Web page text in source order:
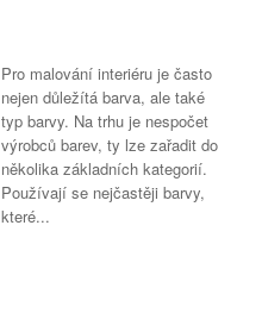
Pro malování interiéru je často
nejen důležítá barva, ale také
typ barvy. Na trhu je nespočet
výrobců barev, ty lze zařadit do
několika základních kategorií.
Používají se nejčastěji barvy,
které...